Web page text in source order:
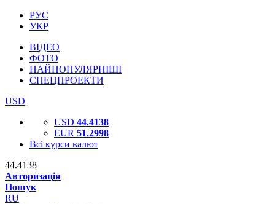
РУС
УКР
ВІДЕО
ФОТО
НАЙПОПУЛЯРНІШІ
СПЕЦПРОЕКТИ
USD
USD 44.4138
EUR 51.2998
Всі курси валют
44.4138
Авторизація
Пошук
RU